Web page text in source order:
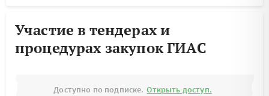
Участие в тендерах и
процедурах закупок ГИАС
Доступно по подписке. Открыть доступ.